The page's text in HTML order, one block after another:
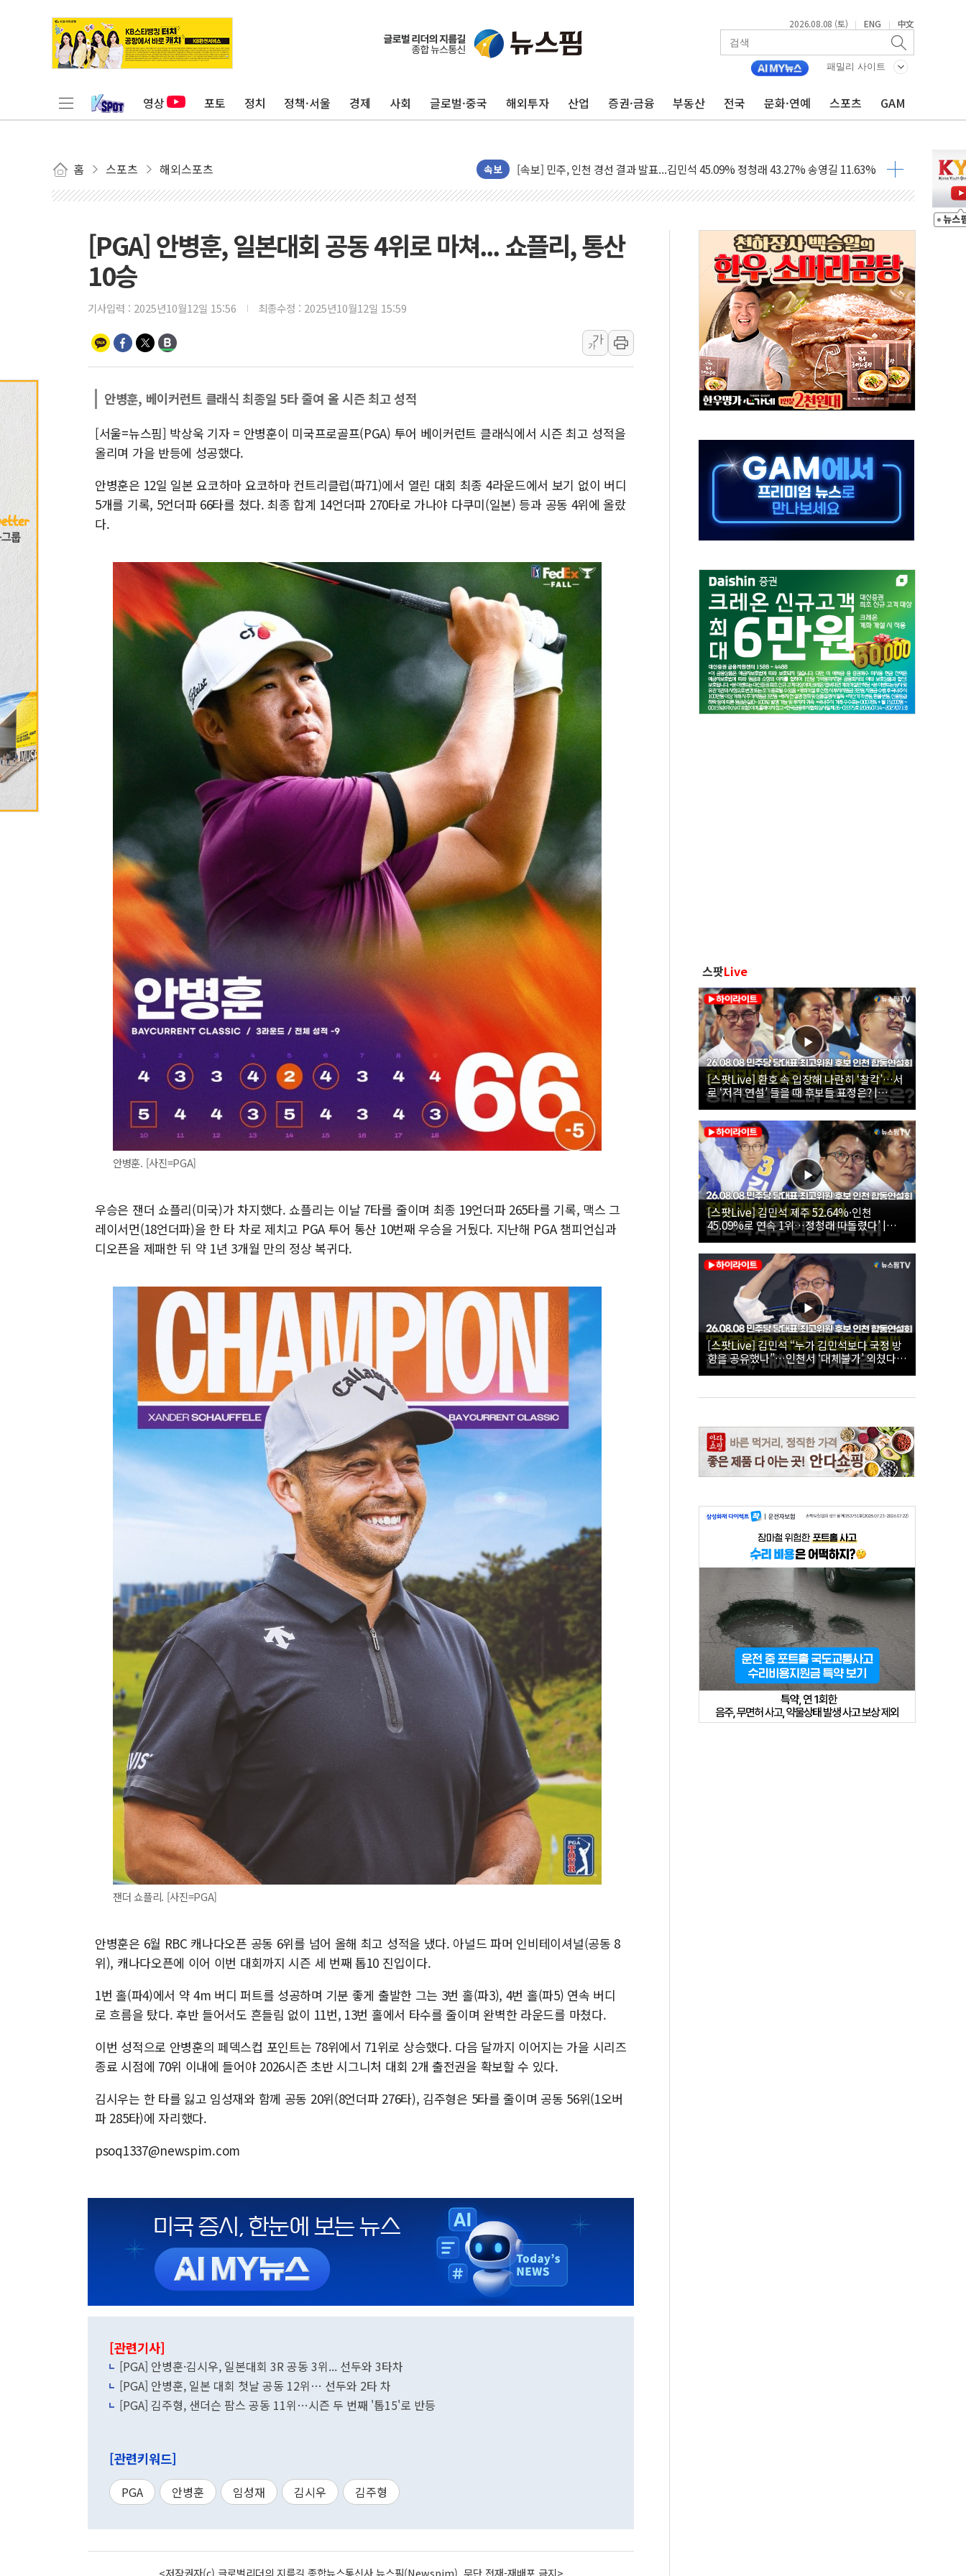
2026.08.08 (토) | ENG | 中文
패밀리 사이트
영상 포토 정치 정책·서울 경제 사회 글로벌·중국 해외투자 산업 증권·금융 부동산 전국 문화·연예 스포츠 GAM
홈 스포츠 해외스포츠 속보
울진·영덕 '호우특보'-포항 '산사태 주의보'...경북도, 호우 피해·통제구간 없어
[종합] 김민석, 정청래에 '0.86%p' 차 재역전 성공...金 45.42% vs 鄭 44.56%
인천 합동연설회 나선 송영길·정청래·김민석 당대표 후보
김민석, 2주차 제주·인천 경선서 정청래에 승리...47.75% vs 42.08%
인사하는 김민석 당대표 후보
[속보] 민주, 인천 경선 결과 발표...김민석 45.09% 정청래 43.27% 송영길 11.63%
[속보] 민주, 제주 경선 결과 발표...김민석 52.64% 정청래 39.89% 송영길 7.47%
美, 이란전 출구전략 만지작…공습 한계·탄약 부족 현실화
강릉·동해·삼척 시간당 최대 50㎜ 폭우…강원 동해안 강한 비 이어져
폐기물 수거하다 참변…60대 환경미화원 수거차에 치여 사망
서울 중랑구 주택가서 흉기 난동…60대 남성 2명 숨져
李대통령 "결혼 때문에 손해 보는 일 없게"…'결혼 페널티' 22개 과제 손본다
여수 오동도 인근 해상서 모터보트 전복…1명 사망·1명 실종
추미애, '위안부' 피해자 기림의 날 참석..."국제적 시민 연대로 목소리 내야"
인천 선재도 갯벌서 해루질 중 실종 60대 나흘만에 숨진 채 발견
인천서 말다툼 중 어머니 흉기 살해 10대 아들 체포
'화합' 꺼낸 김민석에 '뻔뻔' 받아친 정청래…제주 연설서 신경전 고조
[PGA] 안병훈, 일본대회 공동 4위로 마쳐... 쇼플리, 통산
10승
기사입력 : 2025년10월12일 15:56 최종수정 : 2025년10월12일 15:59
가
가
안병훈, 베이커런트 클래식 최종일 5타 줄여 올 시즌 최고 성적
[서울=뉴스핌] 박상욱 기자 = 안병훈이 미국프로골프(PGA) 투어 베이커런트 클래식에서 시즌 최고 성적을
올리며 가을 반등에 성공했다.
안병훈은 12일 일본 요코하마 요코하마 컨트리클럽(파71)에서 열린 대회 최종 4라운드에서 보기 없이 버디
5개를 기록, 5언더파 66타를 쳤다. 최종 합계 14언더파 270타로 가나야 다쿠미(일본) 등과 공동 4위에 올랐
다.
안병훈. [사진=PGA]
우승은 잰더 쇼플리(미국)가 차지했다. 쇼플리는 이날 7타를 줄이며 최종 19언더파 265타를 기록, 맥스 그
레이서먼(18언더파)을 한 타 차로 제치고 PGA 투어 통산 10번째 우승을 거뒀다. 지난해 PGA 챔피언십과
디오픈을 제패한 뒤 약 1년 3개월 만의 정상 복귀다.
잰더 쇼플리. [사진=PGA]
안병훈은 6월 RBC 캐나다오픈 공동 6위를 넘어 올해 최고 성적을 냈다. 아널드 파머 인비테이셔널(공동 8
위), 캐나다오픈에 이어 이번 대회까지 시즌 세 번째 톱10 진입이다.
1번 홀(파4)에서 약 4m 버디 퍼트를 성공하며 기분 좋게 출발한 그는 3번 홀(파3), 4번 홀(파5) 연속 버디
로 흐름을 탔다. 후반 들어서도 흔들림 없이 11번, 13번 홀에서 타수를 줄이며 완벽한 라운드를 마쳤다.
이번 성적으로 안병훈의 페덱스컵 포인트는 78위에서 71위로 상승했다. 다음 달까지 이어지는 가을 시리즈
종료 시점에 70위 이내에 들어야 2026시즌 초반 시그니처 대회 2개 출전권을 확보할 수 있다.
김시우는 한 타를 잃고 임성재와 함께 공동 20위(8언더파 276타), 김주형은 5타를 줄이며 공동 56위(1오버
파 285타)에 자리했다.
psoq1337@newspim.com
[관련기사]
[PGA] 안병훈·김시우, 일본대회 3R 공동 3위... 선두와 3타차
[PGA] 안병훈, 일본 대회 첫날 공동 12위… 선두와 2타 차
[PGA] 김주형, 샌더슨 팜스 공동 11위…시즌 두 번째 '톱15'로 반등
[관련키워드]
PGA 안병훈 임성재 김시우 김주형
<저작권자(c) 글로벌리더의 지름길 종합뉴스통신사 뉴스핌(Newspim), 무단 전재-재배포 금지>
스팟Live
[스팟Live] 환호 속 입장해 나란히 ‘찰칵’…서
로 ‘저격 연설’ 들을 때 후보들 표정은? |
26.08.08 더불어민주당 당대표·최고위원 후
보 인천 합동연설회
[스팟Live] 김민석 제주 52.64%·인천
45.09%로 연속 1위…정청래 따돌렸다’ |
26.08.08 더불어민주당 당대표·최고위원 후
보 인천 합동연설회
[스팟Live] 김민석 “누가 김민석보다 국정 방
향을 공유했나”…인천서 ‘대체불가’ 외쳤다 |
26.08.08 더불어민주당 당대표·최고위원 후